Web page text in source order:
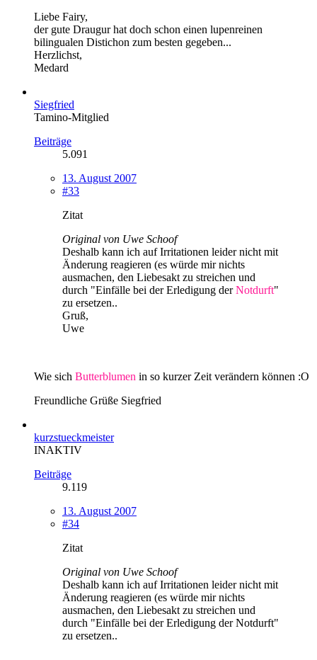
Liebe Fairy,
der gute Draugur hat doch schon einen lupenreinen
bilingualen Distichon zum besten gegeben...
Herzlichst,
Medard
Siegfried
Tamino-Mitglied
Beiträge
5.091
13. August 2007
#33
Zitat
Original von Uwe Schoof
Deshalb kann ich auf Irritationen leider nicht mit
Änderung reagieren (es würde mir nichts
ausmachen, den Liebesakt zu streichen und
durch "Einfälle bei der Erledigung derNotdurft"
zu ersetzen..
Gruß,
Uwe
Wie sich Butterblumen in so kurzer Zeit verändern können :O
Freundliche Grüße Siegfried
kurzstueckmeister
INAKTIV
Beiträge
9.119
13. August 2007
#34
Zitat
Original von Uwe Schoof
Deshalb kann ich auf Irritationen leider nicht mit
Änderung reagieren (es würde mir nichts
ausmachen, den Liebesakt zu streichen und
durch "Einfälle bei der Erledigung der Notdurft"
zu ersetzen..